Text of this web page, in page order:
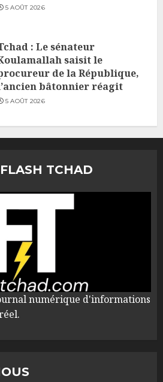
5 AOÛT 2026
: Le sénateur
saisit le
de la République,
bâtonnier réagit
5 AOÛT 2026
TCHAD
numérique d'informations